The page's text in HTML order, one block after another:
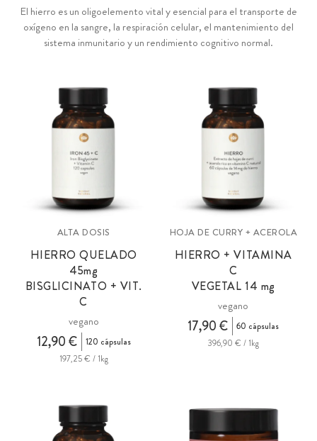
El hierro es un oligoelemento vital y esencial para el transporte de
oxígeno en la sangre, la respiración celular, el mantenimiento del
sistema inmunitario y un rendimiento cognitivo normal.
ALTA DOSIS
HIERRO QUELADO
45mg
BISGLICINATO + VIT.
C
vegano
12,90 €
120 cápsulas
197,25 € / 1kg
HOJA DE CURRY + ACEROLA
HIERRO + VITAMINA
C
VEGETAL 14 mg
vegano
17,90 €
60 cápsulas
396,90 € / 1kg